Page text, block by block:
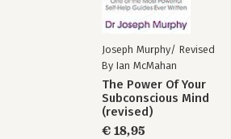
Joseph Murphy/ Revised
By Ian McMahan
The Power Of Your
Subconscious Mind
(revised)
€ 18,95